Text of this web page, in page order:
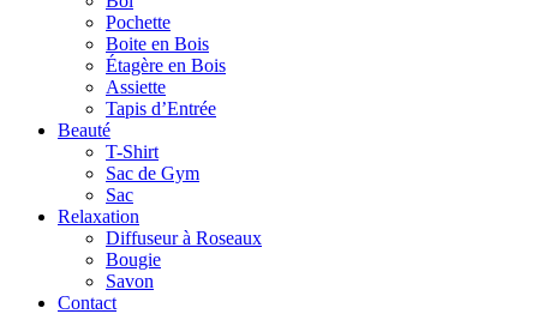
Pochette
Boite en Bois
Étagère en Bois
Assiette
Tapis d’Entrée
Beauté
T-Shirt
Sac de Gym
Sac
Relaxation
Diffuseur à Roseaux
Bougie
Savon
Contact